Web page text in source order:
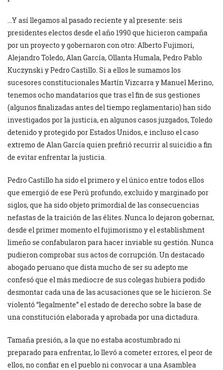
…Y así llegamos al pasado reciente y al presente: seis
presidentes electos desde el año 1990 que hicieron campaña
por un proyecto y gobernaron con otro: Alberto Fujimori,
Alejandro Toledo, Alan García, Ollanta Humala, Pedro Pablo
Kuczynski y Pedro Castillo. Si a ellos le sumamos los
sucesores constitucionales Martín Vizcarra y Manuel Merino,
tenemos ocho mandatarios que tras el fin de sus gestiones
(algunos finalizadas antes del tiempo reglamentario) han sido
investigados por la justicia, en algunos casos juzgados, Toledo
detenido y protegido por Estados Unidos, e incluso el caso
extremo de Alan García quien prefirió recurrir al suicidio a fin
de evitar enfrentar la justicia.
Pedro Castillo ha sido el primero y el único entre todos ellos
que emergió de ese Perú profundo, excluido y marginado por
siglos, que ha sido objeto primordial de las consecuencias
nefastas de la traición de las élites. Nunca lo dejaron gobernar,
desde el primer momento el fujimorismo y el establishment
limeño se confabularon para hacer inviable su gestión. Nunca
pudieron comprobar sus actos de corrupción. Un destacado
abogado peruano que dista mucho de ser su adepto me
confesó que el más mediocre de sus colegas hubiera podido
desmontar cada una de las acusaciones que se le hicieron. Se
violentó “legalmente” el estado de derecho sobre la base de
una constitución elaborada y aprobada por una dictadura.
Tamaña presión, a la que no estaba acostumbrado ni
preparado para enfrentar, lo llevó a cometer errores, el peor de
ellos, no confiar en el pueblo ni convocar a una Asamblea